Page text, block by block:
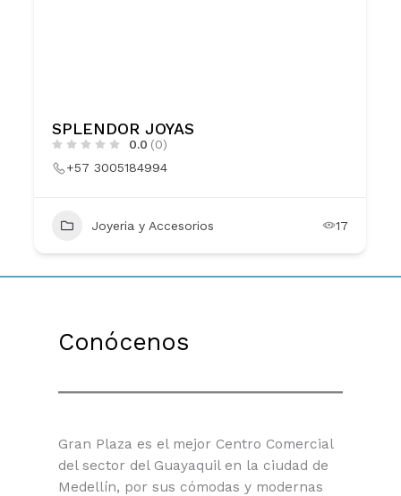
SPLENDOR JOYAS
0.0 (0)
+57 3005184994
Joyeria y Accesorios 17
Conócenos
Gran Plaza es el mejor Centro Comercial
del sector del Guayaquil en la ciudad de
Medellín, por sus cómodas y modernas